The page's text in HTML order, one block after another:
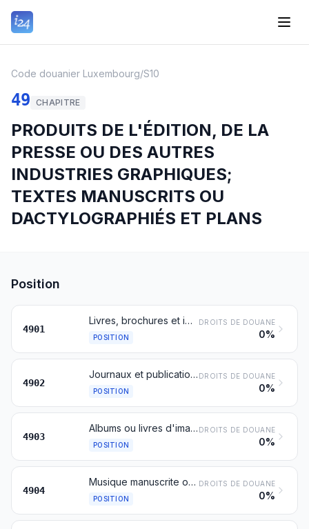
Code douanier Luxembourg/S10
49 CHAPITRE
PRODUITS DE L'ÉDITION, DE LA
PRESSE OU DES AUTRES
INDUSTRIES GRAPHIQUES;
TEXTES MANUSCRITS OU
DACTYLOGRAPHIÉS ET PLANS
Position
4901
Livres, brochures et imprimés similaires, même sur feuillets isolés
POSITION
DROITS DE DOUANE
0%
4902
Journaux et publications périodiques imprimés, même illustrés ou contenant de la publicité
POSITION
DROITS DE DOUANE
0%
4903
Albums ou livres d'images et albums à dessiner ou à colorier, pour enfants
POSITION
DROITS DE DOUANE
0%
4904
Musique manuscrite ou imprimée, illustrée ou non, même reliée
POSITION
DROITS DE DOUANE
0%